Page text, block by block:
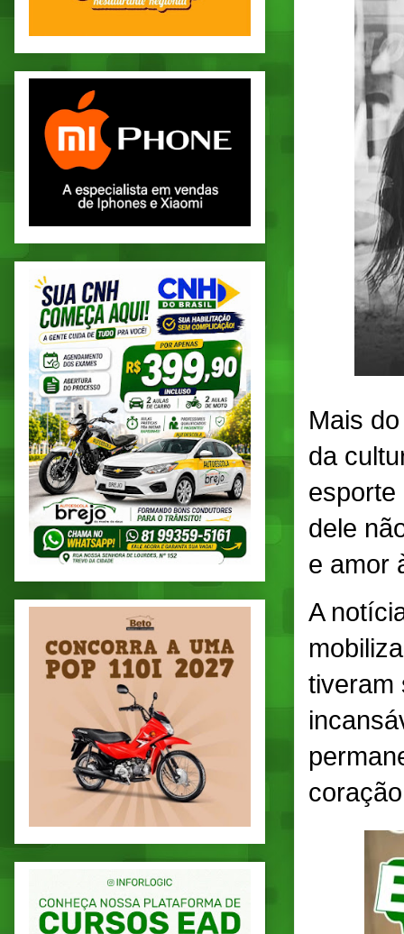
Mais
da
esporte
dele
e amor
A
tiveram